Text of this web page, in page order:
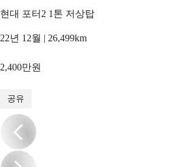
현대 포터2 1톤 저상탑
22년 12월 | 26,499km
2,400만원
공유
/17